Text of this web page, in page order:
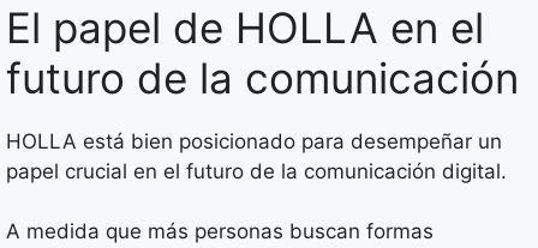
El papel de HOLLA en el
futuro de la comunicación
HOLLA está bien posicionado para desempeñar un
papel crucial en el futuro de la comunicación digital.
A medida que más personas buscan formas